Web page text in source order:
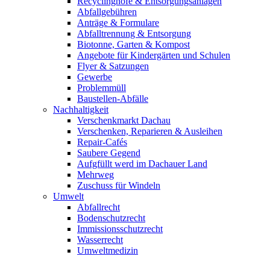
Abfallgebühren
Anträge & Formulare
Abfalltrennung & Entsorgung
Biotonne, Garten & Kompost
Angebote für Kindergärten und Schulen
Flyer & Satzungen
Gewerbe
Problemmüll
Baustellen-Abfälle
Nachhaltigkeit
Verschenkmarkt Dachau
Verschenken, Reparieren & Ausleihen
Repair-Cafés
Saubere Gegend
Aufgfüllt werd im Dachauer Land
Mehrweg
Zuschuss für Windeln
Umwelt
Abfallrecht
Bodenschutzrecht
Immissionsschutzrecht
Wasserrecht
Umweltmedizin